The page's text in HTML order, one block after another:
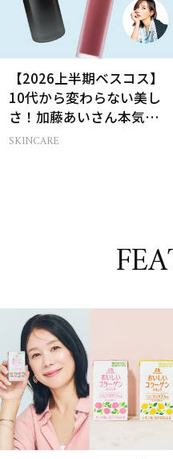
【2026上半期ベスコス】
10代から変わらない美し
さ！加藤あいさん本気の
愛用名品２選
SKINCARE